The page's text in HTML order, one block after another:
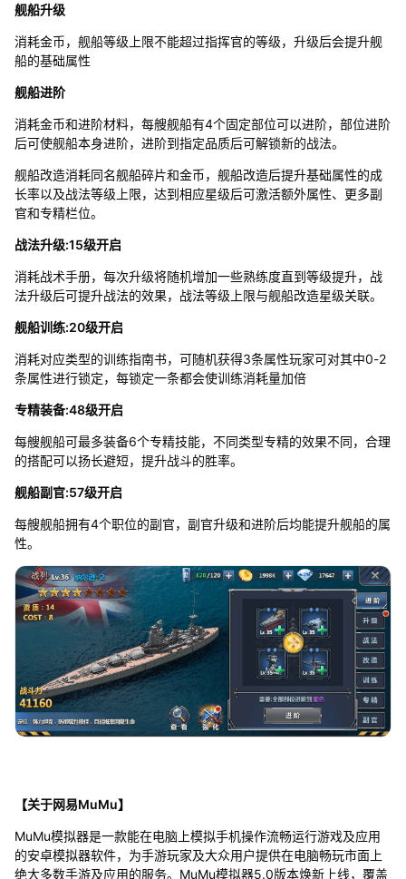
舰船升级
消耗金币，舰船等级上限不能超过指挥官的等级，升级后会提升舰
船的基础属性
舰船进阶
消耗金币和进阶材料，每艘舰船有4个固定部位可以进阶，部位进阶
后可使舰船本身进阶，进阶到指定品质后可解锁新的战法。
舰船改造消耗同名舰船碎片和金币，舰船改造后提升基础属性的成
长率以及战法等级上限，达到相应星级后可激活额外属性、更多副
官和专精栏位。
战法升级:15级开启
消耗战术手册，每次升级将随机增加一些熟练度直到等级提升，战
法升级后可提升战法的效果，战法等级上限与舰船改造星级关联。
舰船训练:20级开启
消耗对应类型的训练指南书，可随机获得3条属性玩家可对其中0-2
条属性进行锁定，每锁定一条都会使训练消耗量加倍
专精装备:48级开启
每艘舰船可最多装备6个专精技能，不同类型专精的效果不同，合理
的搭配可以扬长避短，提升战斗的胜率。
舰船副官:57级开启
每艘舰船拥有4个职位的副官，副官升级和进阶后均能提升舰船的属
性。
【关于网易MuMu】
MuMu模拟器是一款能在电脑上模拟手机操作流畅运行游戏及应用
的安卓模拟器软件，为手游玩家及大众用户提供在电脑畅玩市面上
绝大多数手游及应用的服务。MuMu模拟器5.0版本焕新上线，覆盖